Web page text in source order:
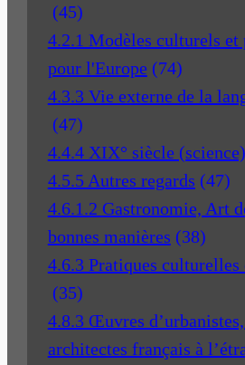
(45)
4.2.1 Modèles culturels et
pour l'Europe (74)
4.3.3 Vie externe de la
(47)
4.4.4 XIX° siècle (science)
4.5.5 Autres regards (47)
4.6.1.2 Gastronomie, Art
bonnes manières (38)
4.6.3 Pratiques culturelles
(35)
4.8.3 Œuvres
architectes français à